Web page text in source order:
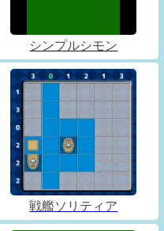
シンプルシモン
戦艦ソリティア